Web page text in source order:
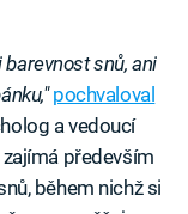
snů, ani
pochvaloval
a vedoucí
zajímá především
během nichž si